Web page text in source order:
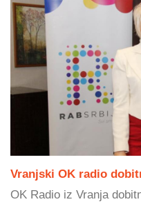
Vranjski OK radio
OK Radio iz Vranja